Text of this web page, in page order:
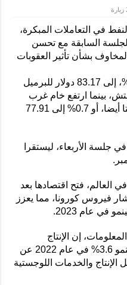
في التعاملات المبكرة،
السابقة مع تحسن
بشأن تأثير العقوبات
وارتفع خام برنت 50 سنتا، أو 0.6%، إلى 83.17 دولار للبرميل
بتوقيت غرينتش، بينما ارتفع خام غرب
تكساس الوسيط الأميركي 50 سنتا أيضا، أو 0.7% إلى 77.91
كلا الخامين القياسيين 3% في جلسة الأربعاء، ليستقرا
العالم، فتح اقتصادها بعد
فيروس كورونا، مما يعزز
في عام 2023.
إن الإنتاج
الصناعي الصيني من المتوقع أن ينمو 3.6% في عام 2022 عن
والخدمات اللوجستية